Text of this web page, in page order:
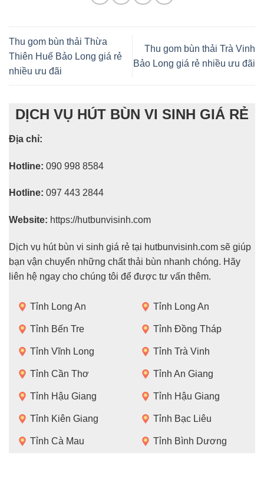
Thu gom bùn thải Thừa
Thiên Huế Bảo Long giá rẻ
nhiều ưu đãi
Thu gom bùn thải Trà Vinh
Bảo Long giá rẻ nhiều ưu đãi
DỊCH VỤ HÚT BÙN VI SINH GIÁ RẺ
Địa chỉ:
Hotline: 090 998 8584
Hotline: 097 443 2844
Website: https://hutbunvisinh.com
Dịch vụ hút bùn vi sinh giá rẻ tại hutbunvisinh.com sẽ giúp
bạn vận chuyển những chất thải bùn nhanh chóng. Hãy
liên hệ ngay cho chúng tôi để được tư vấn thêm.
Tỉnh Long An Tỉnh Long An
Tỉnh Bến Tre Tỉnh Đồng Tháp
Tỉnh Vĩnh Long Tỉnh Trà Vinh
Tỉnh Cần Thơ Tỉnh An Giang
Tỉnh Hậu Giang Tỉnh Hậu Giang
Tỉnh Kiên Giang Tỉnh Bạc Liêu
Tỉnh Cà Mau Tỉnh Bình Dương